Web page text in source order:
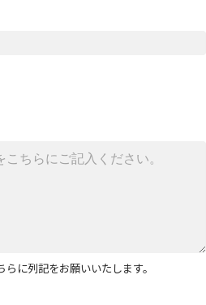
に列記をお願いいたします。